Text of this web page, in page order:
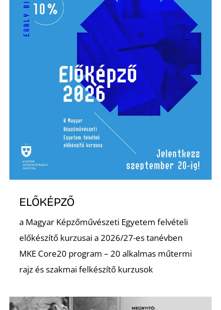
ELŐKÉPZŐ
a Magyar Képzőművészeti Egyetem felvételi
előkészítő kurzusai a 2026/27-es tanévben
MKE Core20 program – 20 alkalmas műtermi
rajz és szakmai felkészítő kurzusok